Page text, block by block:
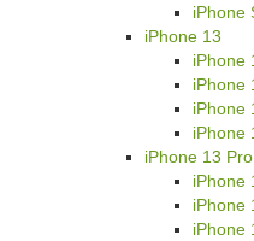
iPhone
iPhone 13
iPhone
iPhone
iPhone
iPhone
iPhone 13 Pro
iPhone
iPhone
iPhone